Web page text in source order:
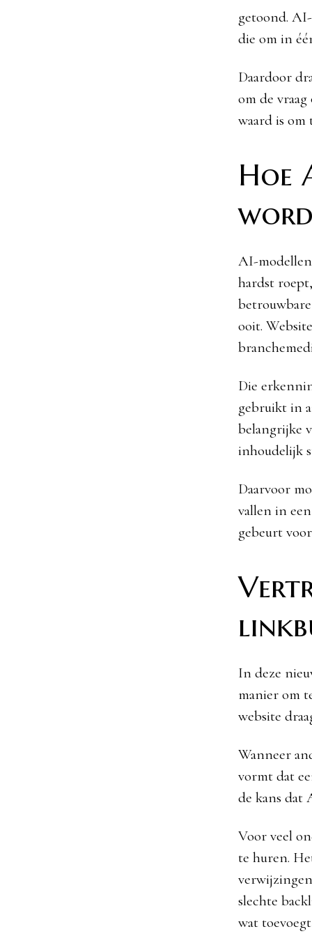
getoond.
die om in
Daardoor
om de
waard is om
Hoe
AI-
hardst
ooit.
Die
gebruikt in
belangrijke
inhoudelijk
Daarvoor
vallen in
gebeurt
In deze
manier om
website
Wanneer
vormt dat
de kans dat
Voor veel
te huren.
slechte
wat